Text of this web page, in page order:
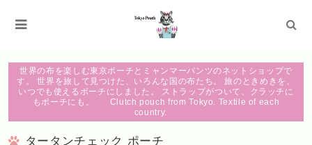
世界の布を楽しむ東京ポーチとミャンマーパンツのネットショップで
す。 世界を旅して見つけた、いろんな国の布たち。 旅のときめきを、
いつでも使えるポーチにしました。 ストラップがついて、クラッチに
もポーチにも。 Clutch pouch from Tokyo. Textile of each
country.
タータンチェック ポーチ